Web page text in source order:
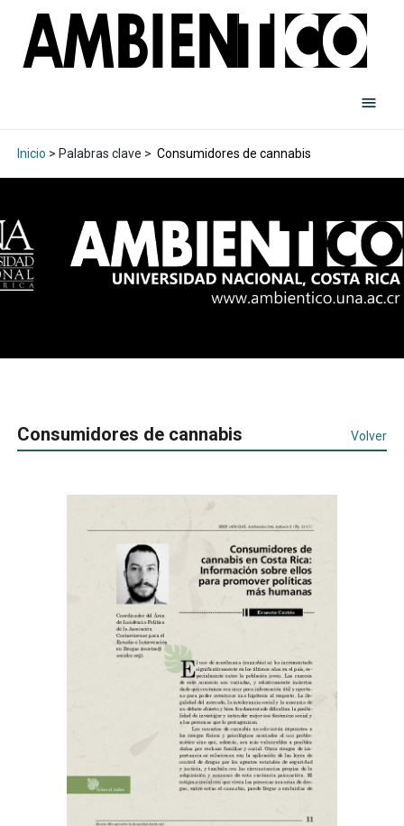
Inicio > Palabras clave > Consumidores de cannabis
Consumidores de cannabis Volver